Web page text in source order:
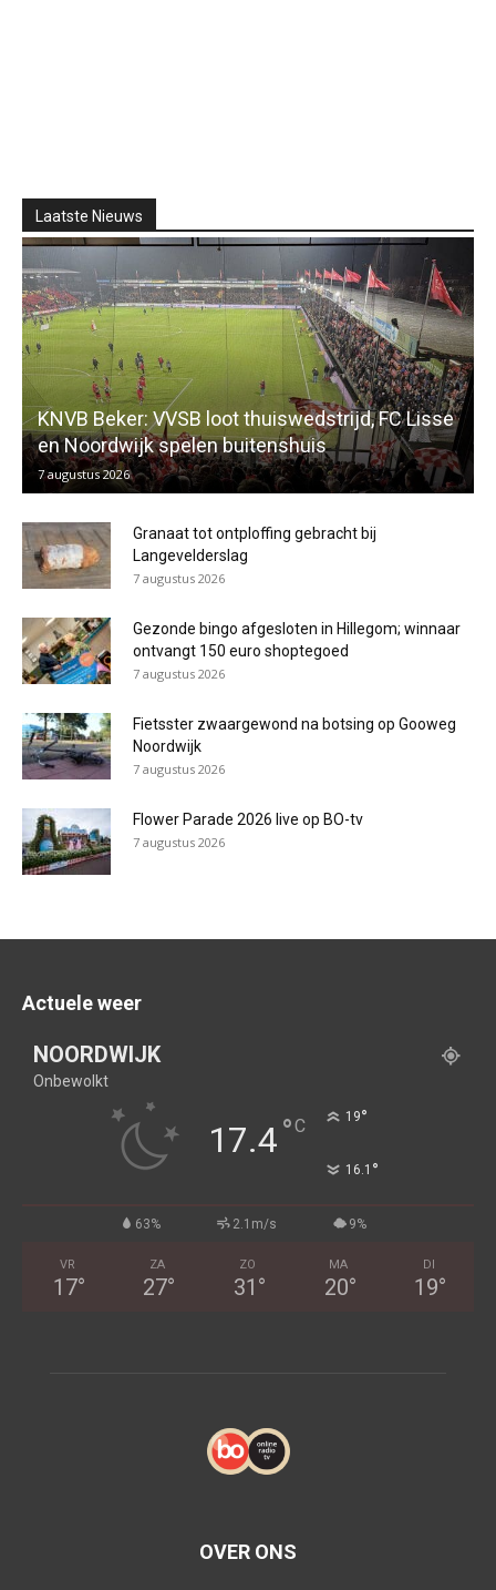
Laatste Nieuws
KNVB Beker: VVSB loot thuiswedstrijd, FC Lisse
en Noordwijk spelen buitenshuis
7 augustus 2026
Granaat tot ontploffing gebracht bij
Langevelderslag
7 augustus 2026
Gezonde bingo afgesloten in Hillegom; winnaar
ontvangt 150 euro shoptegoed
7 augustus 2026
Fietsster zwaargewond na botsing op Gooweg
Noordwijk
7 augustus 2026
Flower Parade 2026 live op BO-tv
7 augustus 2026
Actuele weer
NOORDWIJK
Onbewolkt
17.4°C 19°
16.1 °
63% 2.1m/s 9%
VR
17°
ZA
27°
ZO
31 °
MA
20°
DI
19°
OVER ONS